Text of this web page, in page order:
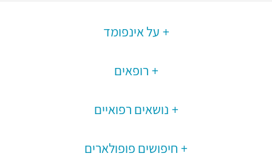
על אינפומד
רופאים
נושאים רפואיים
חיפושים פופולארים